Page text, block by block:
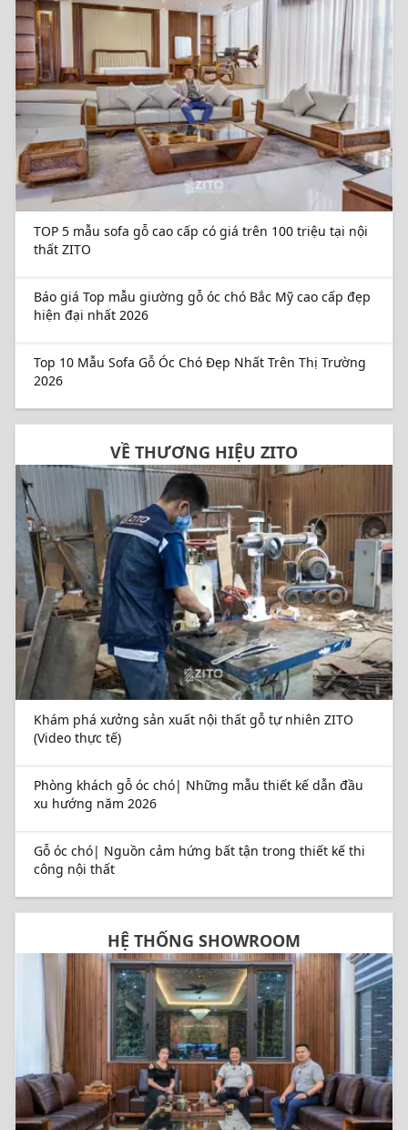
TOP 5 mẫu sofa gỗ cao cấp có giá trên 100 triệu tại nội
thất ZITO
Báo giá Top mẫu giường gỗ óc chó Bắc Mỹ cao cấp đẹp
hiện đại nhất 2026
Top 10 Mẫu Sofa Gỗ Óc Chó Đẹp Nhất Trên Thị Trường
2026
VỀ THƯƠNG HIỆU ZITO
Khám phá xưởng sản xuất nội thất gỗ tự nhiên ZITO
(Video thực tế)
Phòng khách gỗ óc chó| Những mẫu thiết kế dẫn đầu
xu hướng năm 2026
Gỗ óc chó| Nguồn cảm hứng bất tận trong thiết kế thi
công nội thất
HỆ THỐNG SHOWROOM